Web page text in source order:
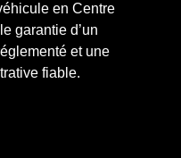
en Centre
garantie d’un
et une
fiable.